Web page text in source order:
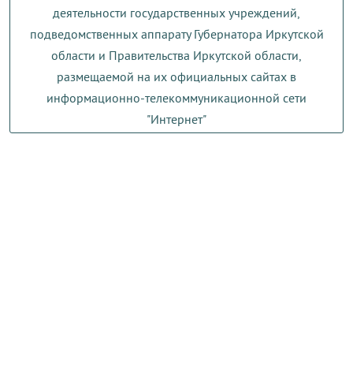
деятельности государственных учреждений,
подведомственных аппарату Губернатора Иркутской
области и Правительства Иркутской области,
размещаемой на их официальных сайтах в
информационно-телекоммуникационной сети
"Интернет"